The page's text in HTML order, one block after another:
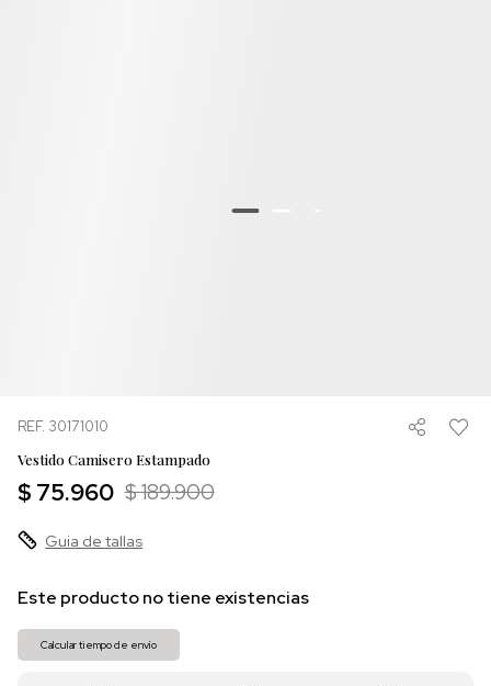
REF. 30171010
Vestido Camisero Estampado
$ 75.960 $ 189.900
Guia de tallas
Este producto no tiene existencias
Calcular tiempo de envío